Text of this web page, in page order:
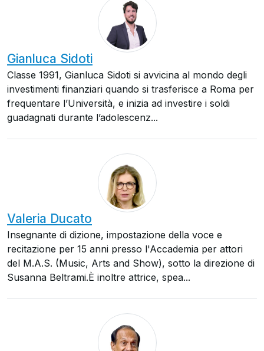
Gianluca Sidoti
Classe 1991, Gianluca Sidoti si avvicina al mondo degli
investimenti finanziari quando si trasferisce a Roma per
frequentare l’Università, e inizia ad investire i soldi
guadagnati durante l’adolescenz...
Valeria Ducato
Insegnante di dizione, impostazione della voce e
recitazione per 15 anni presso l'Accademia per attori
del M.A.S. (Music, Arts and Show), sotto la direzione di
Susanna Beltrami.È inoltre attrice, spea...